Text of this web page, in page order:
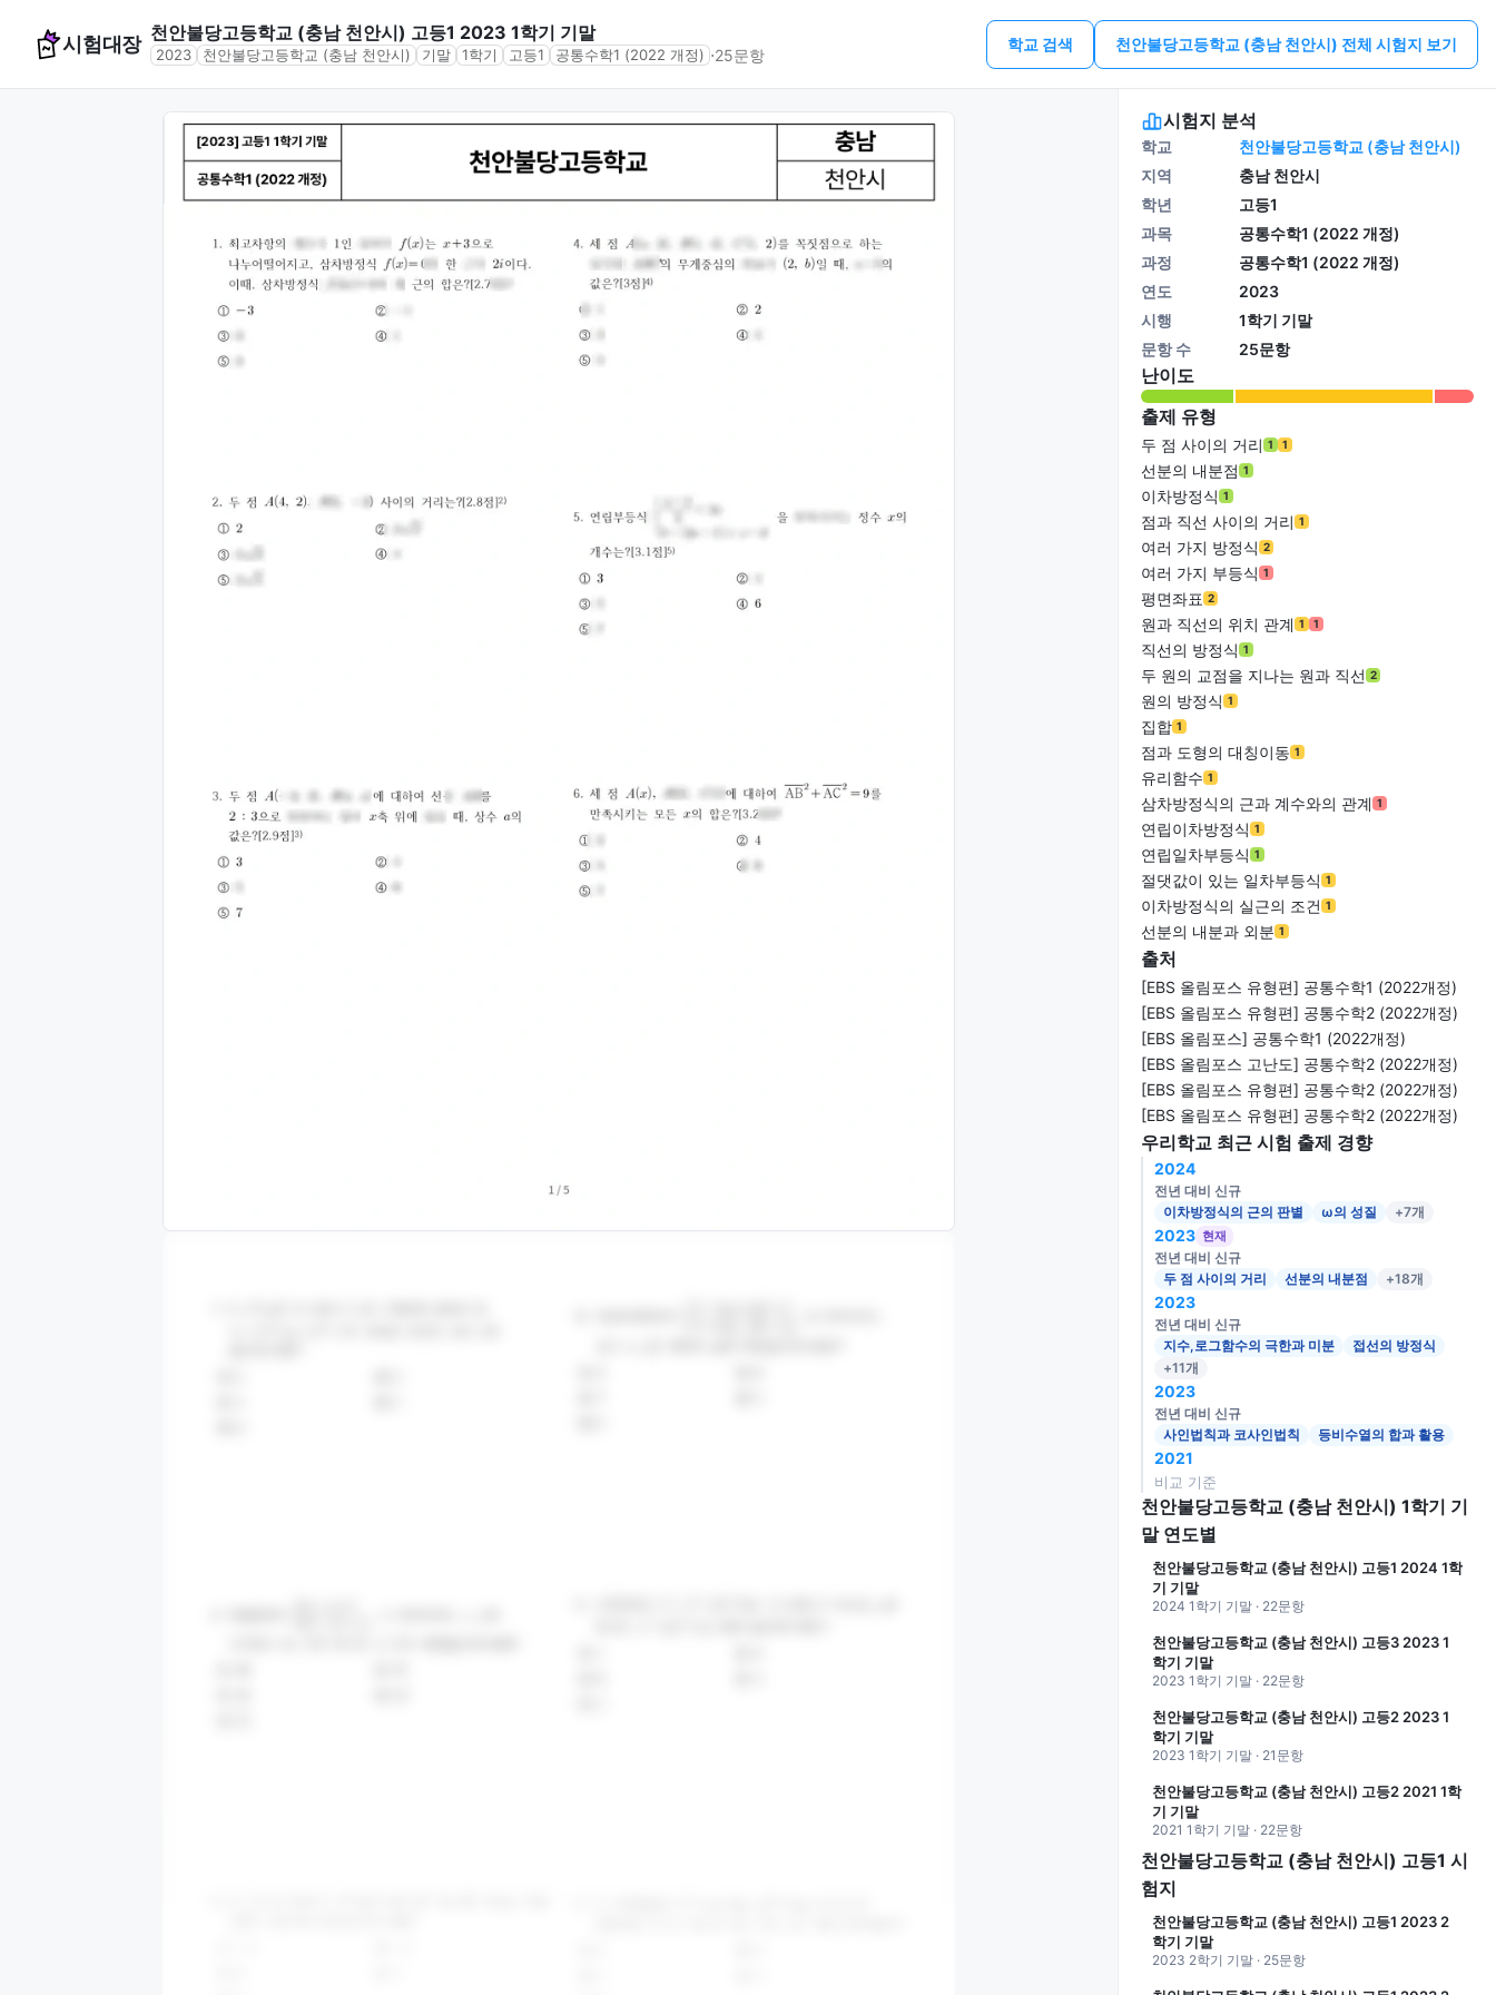
시험대장 천안불당고등학교 (충남 천안시) 고등1 2023 1학기 기말
2023 천안불당고등학교 (충남 천안시) 기말 1학기 고등1 공통수학1 (2022 개정) ⋅25문항
학교 검색 천안불당고등학교 (충남 천안시) 전체 시험지 보기
시험지 분석
학교
천안불당고등학교 (충남 천안시)
지역
충남 천안시
학년
고등1
과목
공통수학1 (2022 개정)
과정
공통수학1 (2022 개정)
연도
2023
시행
1학기 기말
문항 수
25문항
난이도
출제 유형
두 점 사이의 거리 1 1
선분의 내분점 1
이차방정식 1
점과 직선 사이의 거리 1
여러 가지 방정식 2
여러 가지 부등식 1
평면좌표 2
원과 직선의 위치 관계 1 1
직선의 방정식 1
두 원의 교점을 지나는 원과 직선 2
원의 방정식 1
집합 1
점과 도형의 대칭이동 1
유리함수 1
삼차방정식의 근과 계수와의 관계 1
연립이차방정식 1
연립일차부등식 1
절댓값이 있는 일차부등식 1
이차방정식의 실근의 조건 1
선분의 내분과 외분 1
출처
[EBS 올림포스 유형편] 공통수학1 (2022개정)
[EBS 올림포스 유형편] 공통수학2 (2022개정)
[EBS 올림포스] 공통수학1 (2022개정)
[EBS 올림포스 고난도] 공통수학2 (2022개정)
[EBS 올림포스 유형편] 공통수학2 (2022개정)
[EBS 올림포스 유형편] 공통수학2 (2022개정)
우리학교 최근 시험 출제 경향
2024
전년 대비 신규
이차방정식의 근의 판별
ω의 성질 +7개
2023 현재
전년 대비 신규
두 점 사이의 거리
선분의 내분점 +18개
2023
전년 대비 신규
지수,로그함수의 극한과 미분
접선의 방정식
+11개
2023
전년 대비 신규
사인법칙과 코사인법칙
등비수열의 합과 활용
2021
비교 기준
천안불당고등학교 (충남 천안시) 1학기 기
말 연도별
천안불당고등학교 (충남 천안시) 고등1 2024 1학
기 기말
2024 1학기 기말 · 22문항
천안불당고등학교 (충남 천안시) 고등3 2023 1
학기 기말
2023 1학기 기말 · 22문항
천안불당고등학교 (충남 천안시) 고등2 2023 1
학기 기말
2023 1학기 기말 · 21문항
천안불당고등학교 (충남 천안시) 고등2 2021 1학
기 기말
2021 1학기 기말 · 22문항
천안불당고등학교 (충남 천안시) 고등1 시
험지
천안불당고등학교 (충남 천안시) 고등1 2023 2
학기 기말
2023 2학기 기말 · 25문항